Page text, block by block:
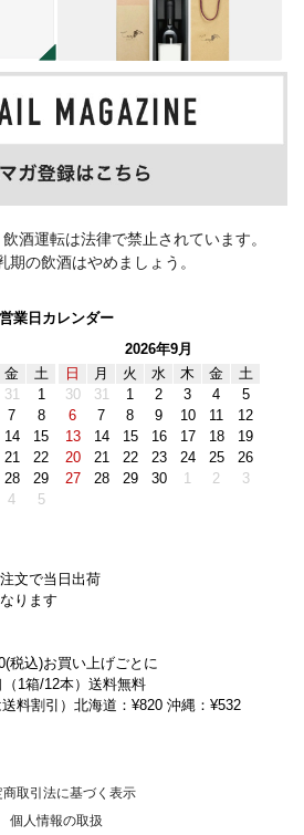
酒運転は法律で禁止されています。
期の飲酒はやめましょう。
営業日カレンダー
金
土
31
1
7
8
14
15
21
22
28
29
4 5
2026年9月
日
月 火 水 木 金
土
30
31 1 2 3 4
5
6
7 8 9 10 11
12
13
14 15 16 17 18
19
20
21 22 23 24 25
26
27
28 29 30 1 2 3
文で当日出荷
ります
税込)お買い上げごとに
（1箱/12本）送料無料
料割引）北海道：¥820 沖縄：¥532
商取引法に基づく表示
個人情報の取扱